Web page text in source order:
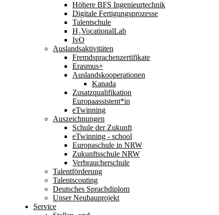
Höhere BFS Ingenieurtechnik
Digitale Fertigungsprozesse
Talentschule
H₂VocationalLab
IvO
Auslandsaktivitäten
Fremdsprachenzertifikate
Erasmus+
Auslandskooperationen
Kanada
Zusatzqualifikation
Europaassistent*in
eTwinning
Auszeichnungen
Schule der Zukunft
eTwinning - school
Europaschule in NRW
Zukunftsschule NRW
Verbraucherschule
Talentförderung
Talentscouting
Deutsches Sprachdiplom
Unser Neubauprojekt
Service